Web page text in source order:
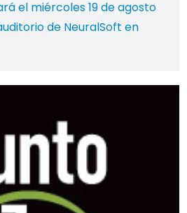
el miércoles 19 de agosto
de NeuralSoft en